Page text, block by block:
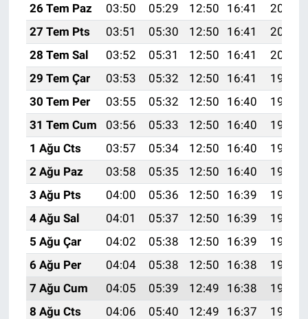
26 Tem Paz
03:50 05:29 12:50 16:41
20:01
27 Tem Pts
03:51 05:30 12:50 16:41
20:00
28 Tem Sal
03:52 05:31 12:50 16:41
20:00
29 Tem Çar
03:53 05:32 12:50 16:41
19:59
30 Tem Per
03:55 05:32 12:50 16:40
19:58
31 Tem Cum
03:56 05:33 12:50 16:40
19:57
1 Ağu Cts
03:57 05:34 12:50 16:40
19:56
2 Ağu Paz
03:58 05:35 12:50 16:40
19:55
3 Ağu Pts
04:00 05:36 12:50 16:39
19:54
4 Ağu Sal
04:01 05:37 12:50 16:39
19:53
5 Ağu Çar
04:02 05:38 12:50 16:39
19:52
6 Ağu Per
04:04 05:38 12:50 16:38
19:51
7 Ağu Cum
04:05 05:39 12:49 16:38
19:50
8 Ağu Cts
04:06 05:40 12:49 16:37
19:49